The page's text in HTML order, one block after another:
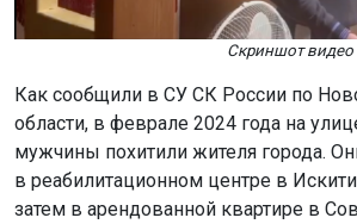
Скриншот
Как сообщили в СУ СК России по
области, в феврале 2024 года на
мужчины похитили жителя города.
в реабилитационном центре в
затем в арендованной квартире в